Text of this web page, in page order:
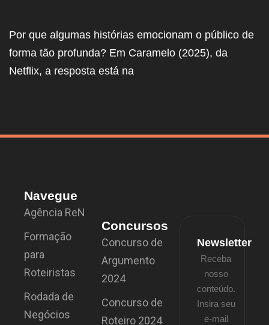
Por que algumas histórias emocionam o público de
forma tão profunda? Em Caramelo (2025), da
Netflix, a resposta está na
Navegue
Agência ReN
Formação
para
Roteiristas
Rodada de
Negócios
Concursos
Concurso de
Argumento
2024
Concurso de
Roteiro 2024
Newsletter
Receba
nosso
conteúdo.
Insira seu
e-mail